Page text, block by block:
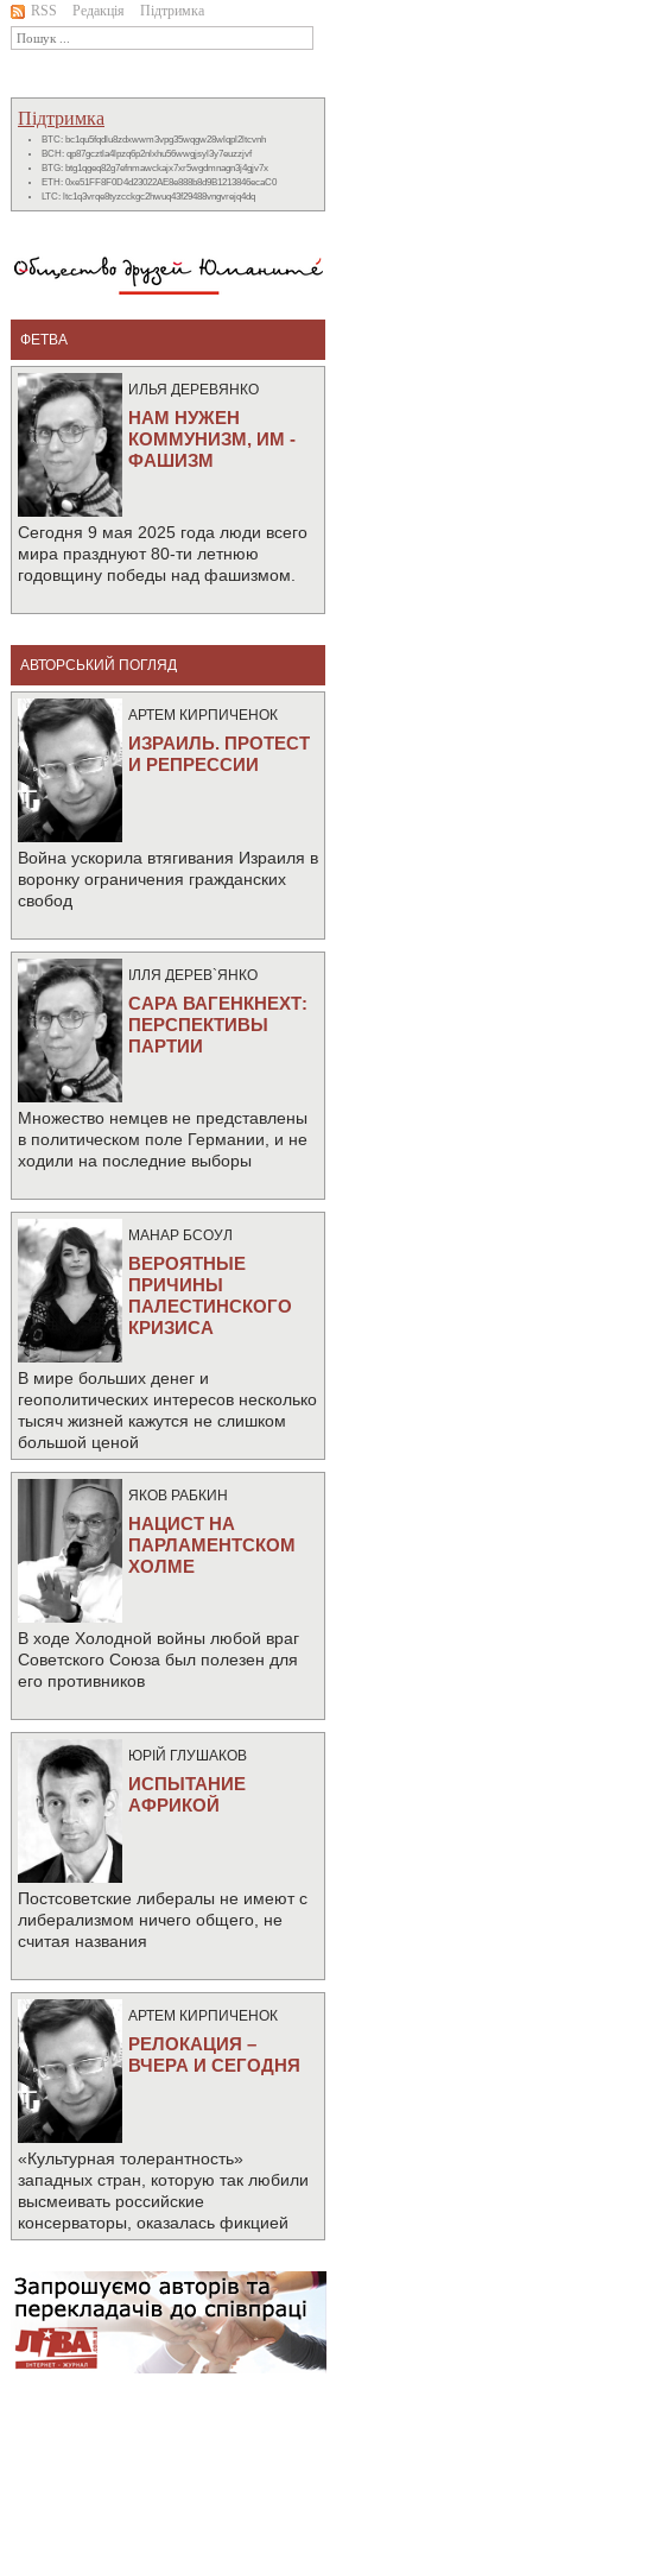
RSS Редакція Підтримка
Підтримка
BTC: bc1qu5fqdlu8zdxwwm3vpg35wqgw28wlqpl2ltcvnh
BCH: qp87gcztla4lpzq6p2nlxhu56wwgjsyl3y7euzzjvf
BTG: btg1qgeq82g7efnmawckajx7xr5wgdmnagn3j4gjv7x
ETH: 0xe51FF8F0D4d23022AE8e888b8d9B1213846ecaC0
LTC: ltc1q3vrqe8tyzcckgc2hwuq43f29488vngvrejq4dq
ФЕТВА
ИЛЬЯ ДЕРЕВЯНКО
НАМ НУЖЕН
КОММУНИЗМ, ИМ -
ФАШИЗМ
Сегодня 9 мая 2025 года люди всего
мира празднуют 80-ти летнюю
годовщину победы над фашизмом.
АВТОРСЬКИЙ ПОГЛЯД
АРТЕМ КИРПИЧЕНОК
ИЗРАИЛЬ. ПРОТЕСТ
И РЕПРЕССИИ
Война ускорила втягивания Израиля в
воронку ограничения гражданских
свобод
IЛЛЯ ДЕРЕВ`ЯНКО
САРА ВАГЕНКНЕХТ:
ПЕРСПЕКТИВЫ
ПАРТИИ
Множество немцев не представлены
в политическом поле Германии, и не
ходили на последние выборы
МАНАР БСОУЛ
ВЕРОЯТНЫЕ
ПРИЧИНЫ
ПАЛЕСТИНСКОГО
КРИЗИСА
В мире больших денег и
геополитических интересов несколько
тысяч жизней кажутся не слишком
большой ценой
ЯКОВ РАБКИН
НАЦИСТ НА
ПАРЛАМЕНТСКОМ
ХОЛМЕ
В ходе Холодной войны любой враг
Советского Союза был полезен для
его противников
ЮРIЙ ГЛУШАКОВ
ИСПЫТАНИЕ
АФРИКОЙ
Постсоветские либералы не имеют с
либерализмом ничего общего, не
считая названия
АРТЕМ КИРПИЧЕНОК
РЕЛОКАЦИЯ –
ВЧЕРА И СЕГОДНЯ
«Культурная толерантность»
западных стран, которую так любили
высмеивать российские
консерваторы, оказалась фикцией